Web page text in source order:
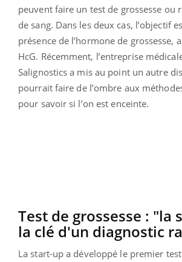
peuvent faire un test de grossesse ou
de sang. Dans les deux cas, l’objectif
présence de l’hormone de grossesse,
HcG. Récemment, l’entreprise
Salignostics a mis au point un autre
pourrait faire de l’ombre aux
pour savoir si l’on est enceinte.
Test de grossesse : "la
la clé d'un diagnostic
La start-up a développé le premier